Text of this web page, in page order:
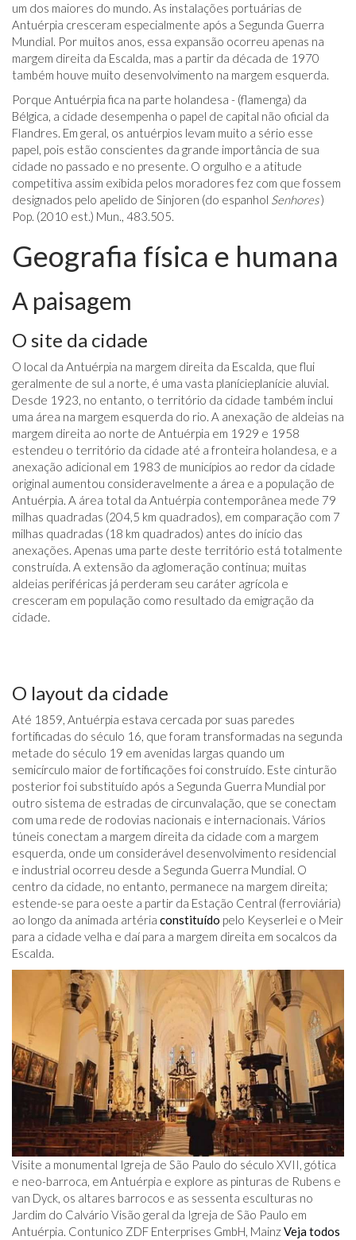
um dos maiores do mundo. As instalações portuárias de
Antuérpia cresceram especialmente após a Segunda Guerra
Mundial. Por muitos anos, essa expansão ocorreu apenas na
margem direita da Escalda, mas a partir da década de 1970
também houve muito desenvolvimento na margem esquerda.
Porque Antuérpia fica na parte holandesa - (flamenga) da
Bélgica, a cidade desempenha o papel de capital não oficial da
Flandres. Em geral, os antuérpios levam muito a sério esse
papel, pois estão conscientes da grande importância de sua
cidade no passado e no presente. O orgulho e a atitude
competitiva assim exibida pelos moradores fez com que fossem
designados pelo apelido de Sinjoren (do espanhol Senhores)
Pop. (2010 est.) Mun., 483.505.
Geografia física e humana
A paisagem
O site da cidade
O local da Antuérpia na margem direita da Escalda, que flui
geralmente de sul a norte, é uma vasta planícieplanície aluvial.
Desde 1923, no entanto, o território da cidade também inclui
uma área na margem esquerda do rio. A anexação de aldeias na
margem direita ao norte de Antuérpia em 1929 e 1958
estendeu o território da cidade até a fronteira holandesa, e a
anexação adicional em 1983 de municípios ao redor da cidade
original aumentou consideravelmente a área e a população de
Antuérpia. A área total da Antuérpia contemporânea mede 79
milhas quadradas (204,5 km quadrados), em comparação com 7
milhas quadradas (18 km quadrados) antes do início das
anexações. Apenas uma parte deste território está totalmente
construída. A extensão da aglomeração continua; muitas
aldeias periféricas já perderam seu caráter agrícola e
cresceram em população como resultado da emigração da
cidade.
O layout da cidade
Até 1859, Antuérpia estava cercada por suas paredes
fortificadas do século 16, que foram transformadas na segunda
metade do século 19 em avenidas largas quando um
semicírculo maior de fortificações foi construído. Este cinturão
posterior foi substituído após a Segunda Guerra Mundial por
outro sistema de estradas de circunvalação, que se conectam
com uma rede de rodovias nacionais e internacionais. Vários
túneis conectam a margem direita da cidade com a margem
esquerda, onde um considerável desenvolvimento residencial
e industrial ocorreu desde a Segunda Guerra Mundial. O
centro da cidade, no entanto, permanece na margem direita;
estende-se para oeste a partir da Estação Central (ferroviária)
ao longo da animada artéria constituído pelo Keyserlei e o Meir
para a cidade velha e daí para a margem direita em socalcos da
Escalda.
Visite a monumental Igreja de São Paulo do século XVII, gótica
e neo-barroca, em Antuérpia e explore as pinturas de Rubens e
van Dyck, os altares barrocos e as sessenta esculturas no
Jardim do Calvário Visão geral da Igreja de São Paulo em
Antuérpia. Contunico ZDF Enterprises GmbH, Mainz Veja todos